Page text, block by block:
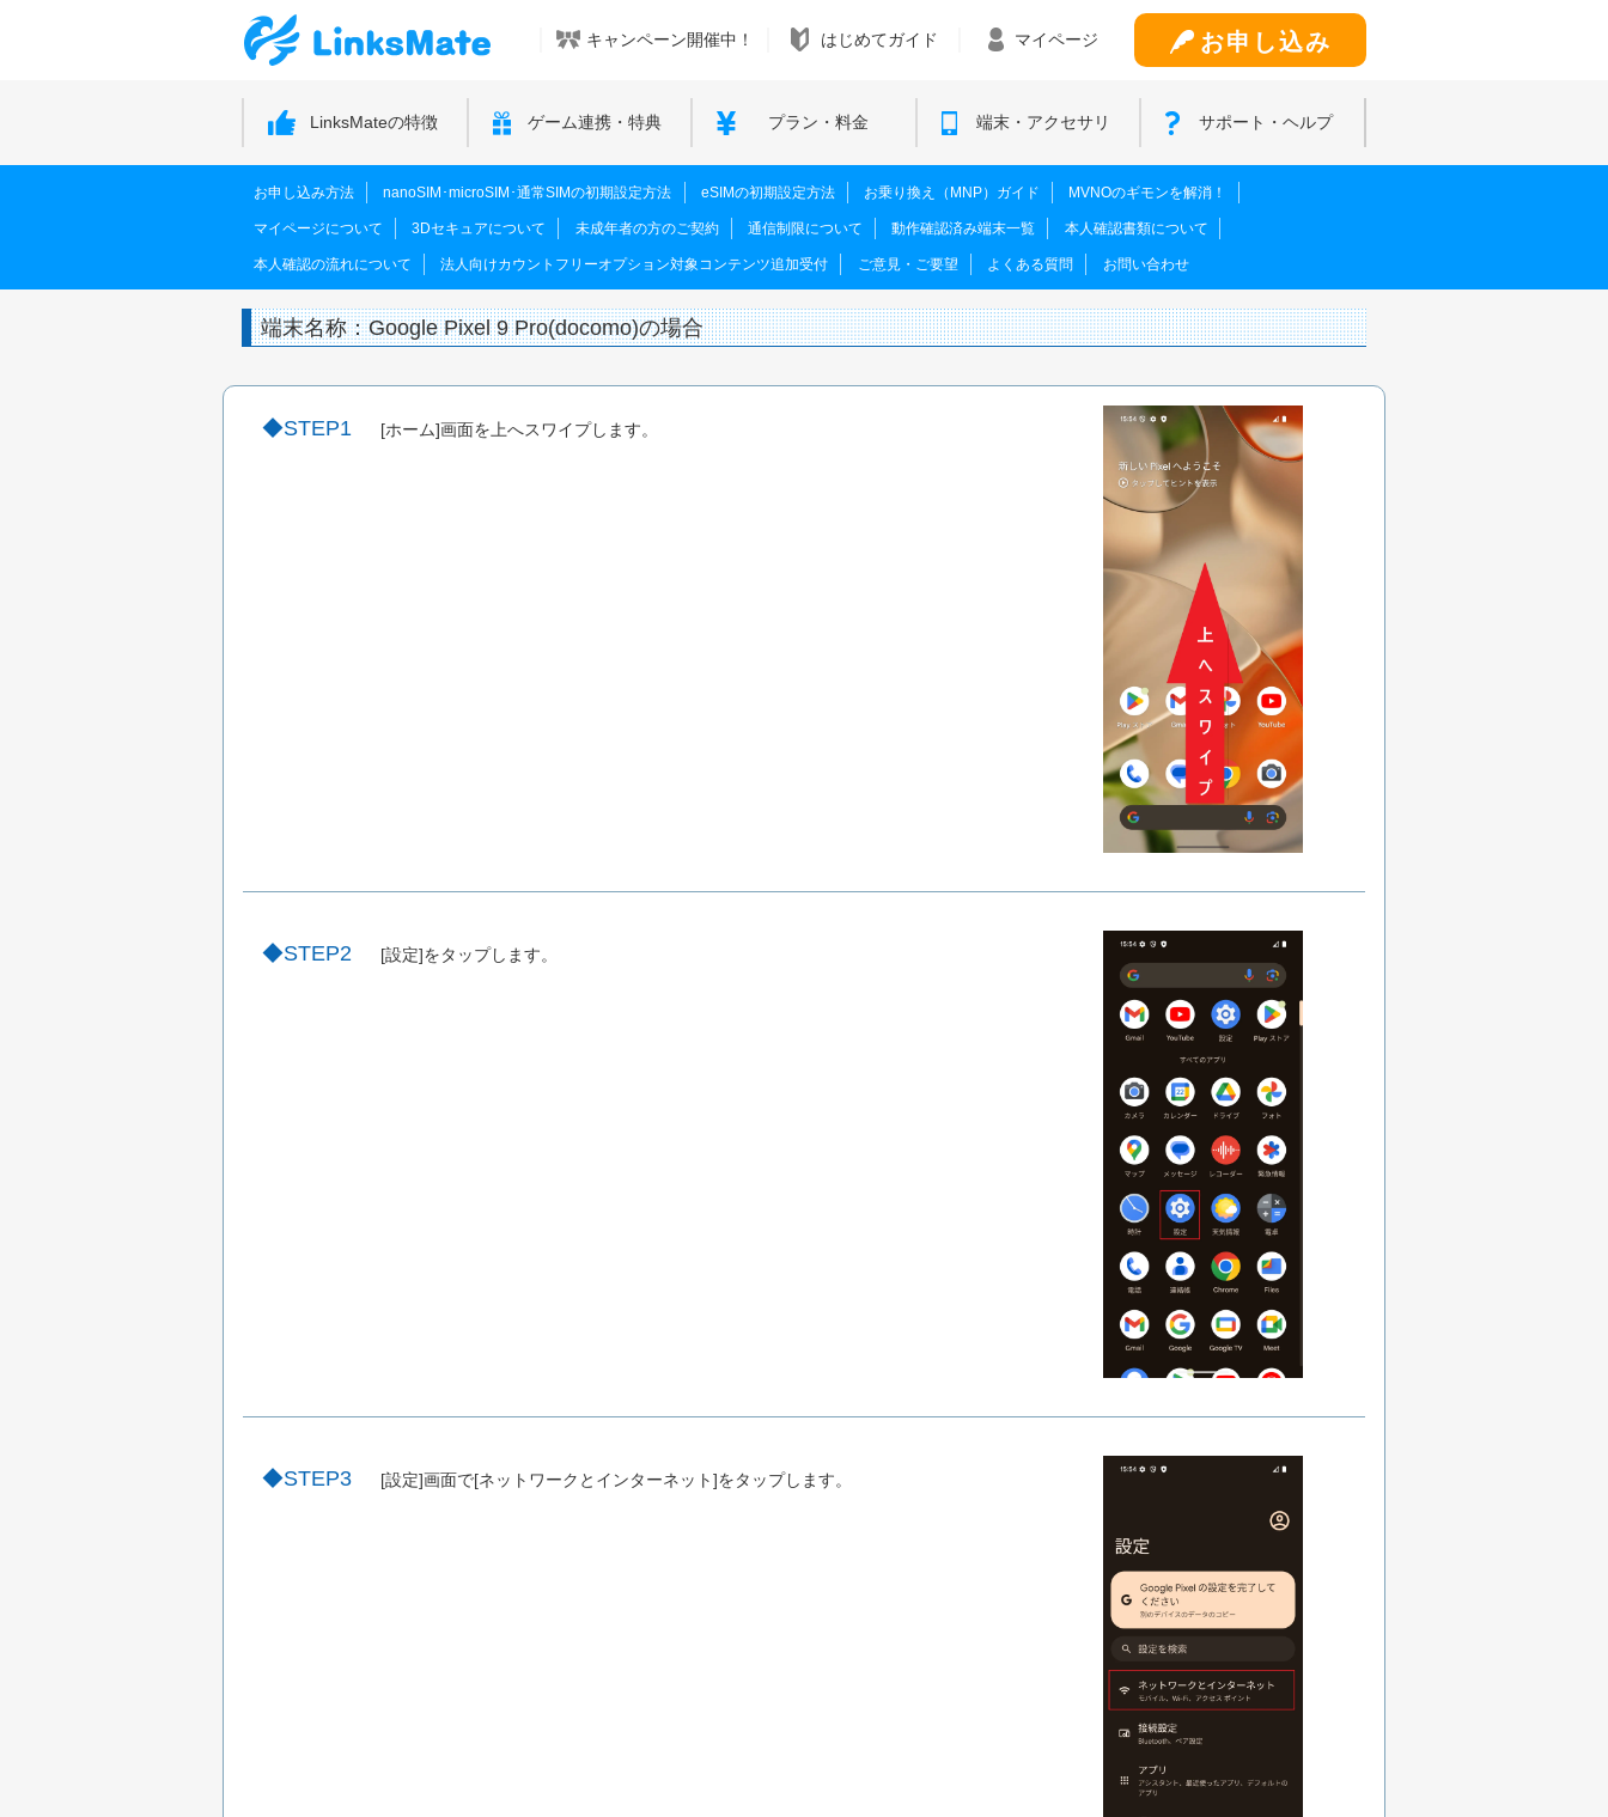
キャンペーン開催中！ はじめてガイド マイページ お申し込み
LinksMateの特徴 ゲーム連携・特典 プラン・料金 端末・アクセサリ サポート・ヘルプ
お申し込み方法 nanoSIM･microSIM･通常SIMの初期設定方法 eSIMの初期設定方法 お乗り換え（MNP）ガイド MVNOのギモンを解消！
マイページについて 3Dセキュアについて 未成年者の方のご契約 通信制限について 動作確認済み端末一覧 本人確認書類について
本人確認の流れについて 法人向けカウントフリーオプション対象コンテンツ追加受付 ご意見・ご要望 よくある質問 お問い合わせ
端末名称：Google Pixel 9 Pro(docomo)の場合
STEP1 [ホーム]画面を上へスワイプします。
STEP2 [設定]をタップします。
STEP3 [設定]画面で[ネットワークとインターネット]をタップします。